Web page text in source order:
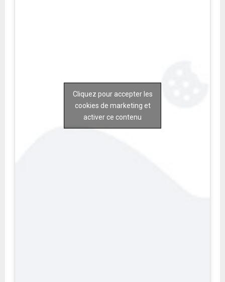
Cliquez pour accepter les
cookies de marketing et
activer ce contenu